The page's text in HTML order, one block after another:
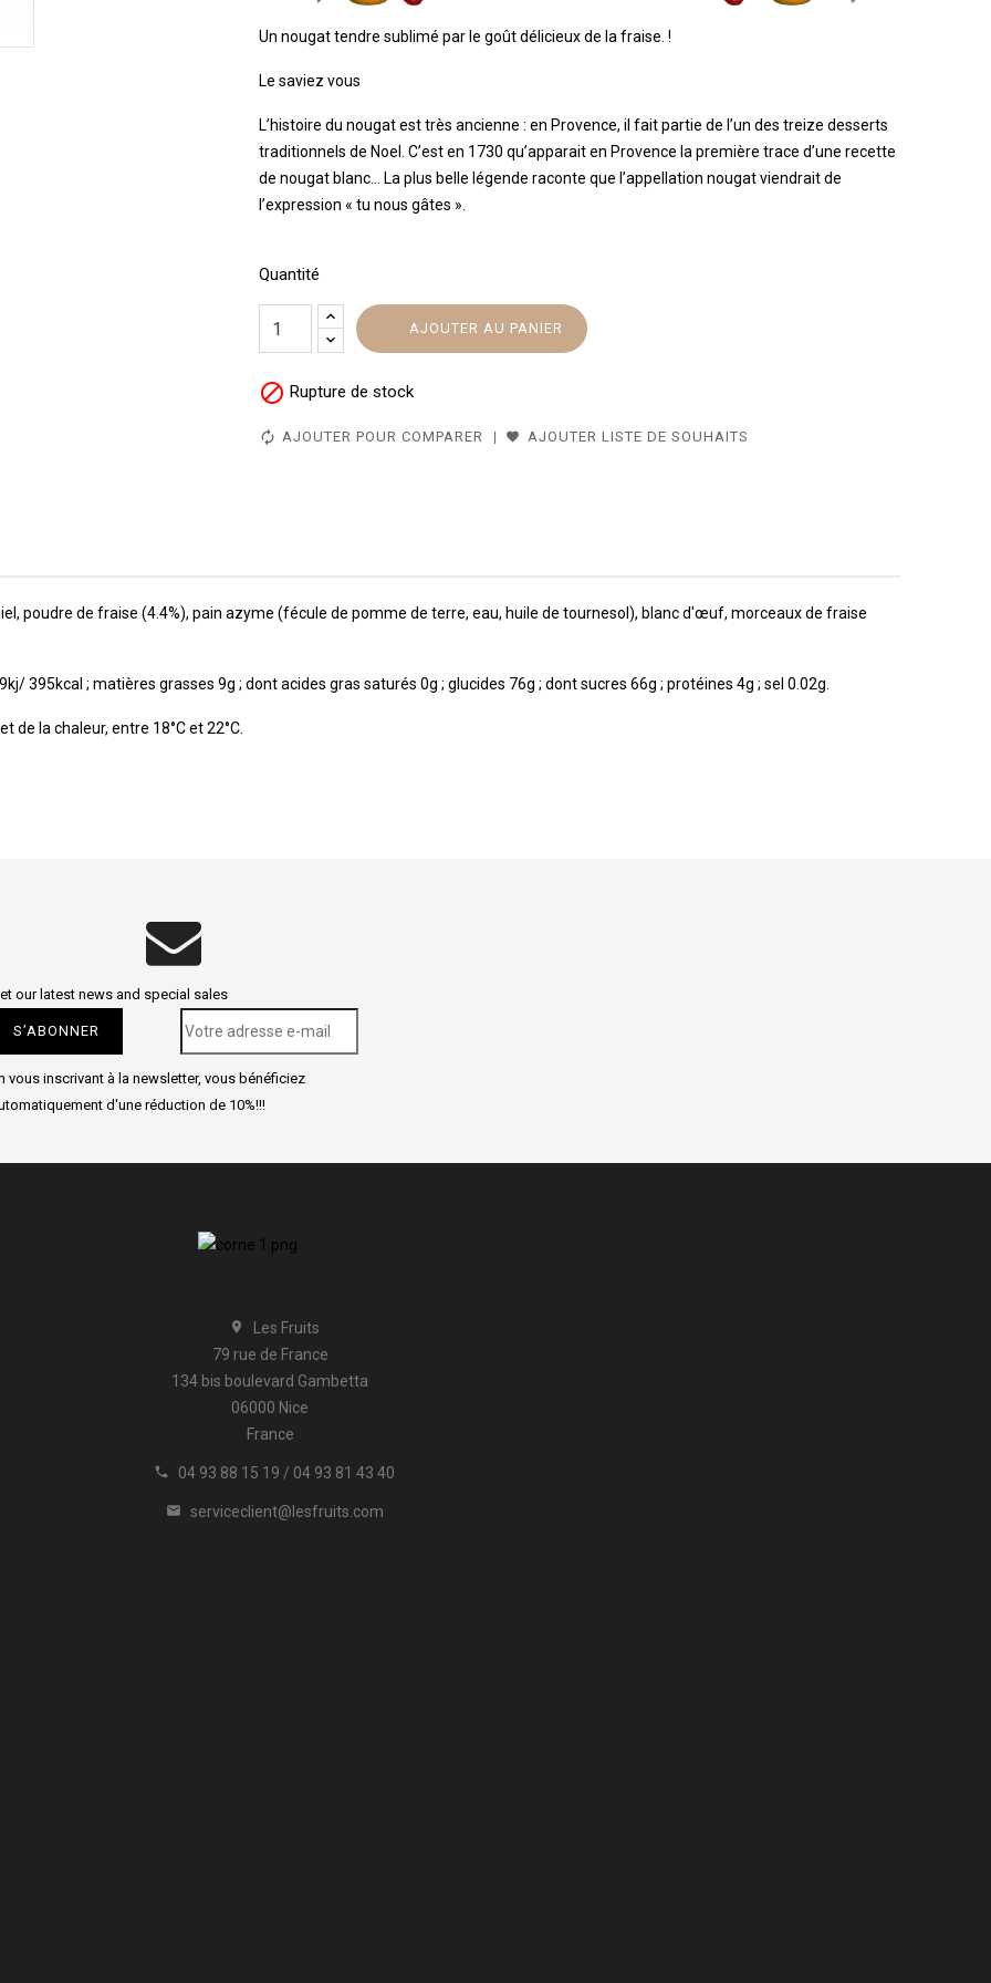
Un nougat tendre sublimé par le goût délicieux de la fraise. !
Le saviez vous
L’histoire du nougat est très ancienne : en Provence, il fait partie de l’un des treize desserts
traditionnels de Noel. C’est en 1730 qu’apparait en Provence la première trace d’une recette
de nougat blanc… La plus belle légende raconte que l’appellation nougat viendrait de
l’expression « tu nous gâtes ».
Quantité
AJOUTER AU PANIER
 Rupture de stock
AJOUTER POUR COMPARER AJOUTER LISTE DE SOUHAITS
poudre de fraise (4.4%), pain azyme (fécule de pomme de terre, eau, huile de tournesol), blanc d'œuf, morceaux de fraise
395kcal ; matières grasses 9g ; dont acides gras saturés 0g ; glucides 76g ; dont sucres 66g ; protéines 4g ; sel 0.02g.
la chaleur, entre 18°C et 22°C.
our latest news and special sales
vous inscrivant à la newsletter, vous bénéficiez
d'une réduction de 10%!!!

Les Fruits
79 rue de France
134 bis boulevard Gambetta
06000 Nice
France
 04 93 88 15 19 / 04 93 81 43 40
 serviceclient@lesfruits.com